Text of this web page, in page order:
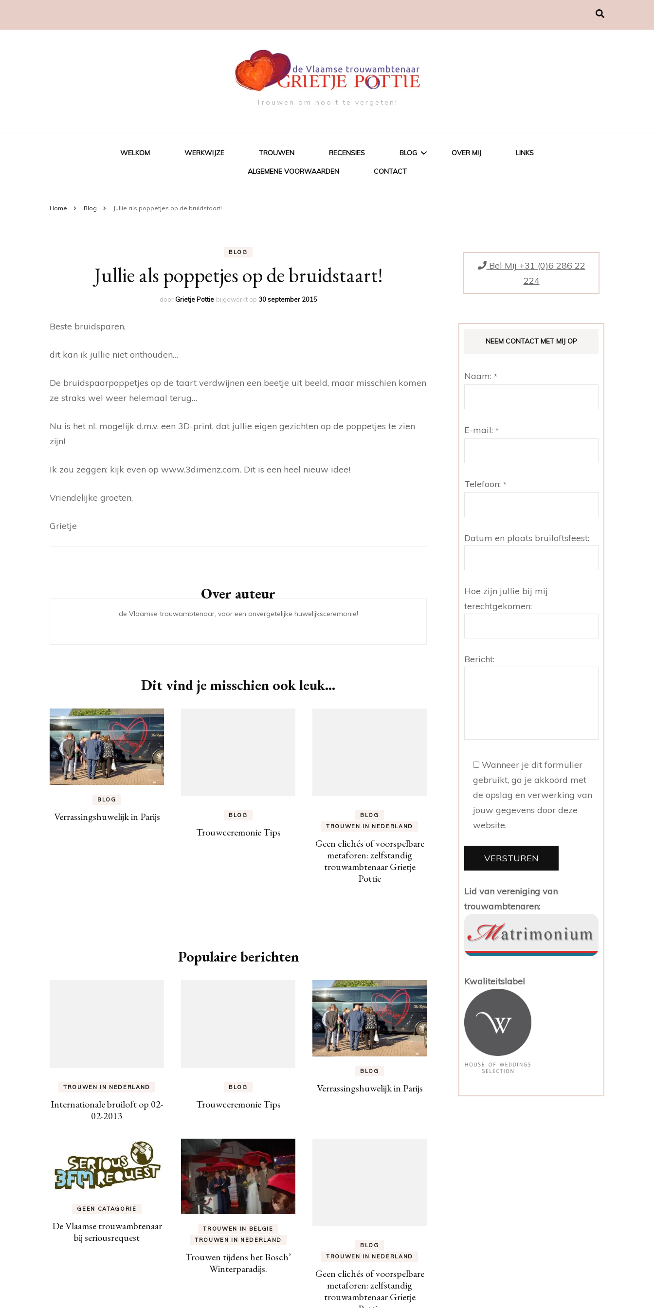
Trouwen om nooit te vergeten!
WELKOM WERKWIJZE TROUWEN RECENSIES BLOG
VERRASSINGSHUWELIJK IN
OVER MIJ LINKS
ALGEMENE VOORWAARDEN CONTACT
Home Blog Jullie als poppetjes op de bruidstaart!
BLOG
Jullie als poppetjes op de bruidstaart!
doorGrietje Pottie bijgewerkt op 30 september 2015
Beste bruidsparen,
dit kan ik jullie niet onthouden…
De bruidspaarpoppetjes op de taart verdwijnen een beetje uit beeld, maar misschien komen
ze straks wel weer helemaal terug…
Nu is het nl. mogelijk d.m.v. een 3D-print, dat jullie eigen gezichten op de poppetjes te zien
zijn!
Ik zou zeggen: kijk even op www.3dimenz.com. Dit is een heel nieuw idee!
Vriendelijke groeten,
Grietje
Over auteur
de Vlaamse trouwambtenaar, voor een onvergetelijke huwelijksceremonie!
Dit vind je misschien ook leuk...
BLOG
Verrassingshuwelijk in Parijs BLOG
Trouwceremonie Tips
BLOG
TROUWEN IN NEDERLAND
Geen clichés of voorspelbare
metaforen: zelfstandig
trouwambtenaar Grietje
Pottie
Populaire berichten
TROUWEN IN NEDERLAND
Internationale bruiloft op 02-
02-2013
BLOG
Trouwceremonie Tips
BLOG
Verrassingshuwelijk in Parijs
GEEN CATAGORIE
De Vlaamse trouwambtenaar
bij seriousrequest
TROUWEN IN BELGIE
TROUWEN IN NEDERLAND
Trouwen tijdens het Bosch’
Winterparadijs.
BLOG
TROUWEN IN NEDERLAND
Geen clichés of voorspelbare
metaforen: zelfstandig
trouwambtenaar Grietje
Bel Mij +31 (0)6 286 22
224
NEEM CONTACT MET MIJ OP
Naam: *
E-mail: *
Telefoon: *
Datum en plaats bruiloftsfeest:
Hoe zijn jullie bij mij
terechtgekomen:
Bericht:
Wanneer je dit formulier
gebruikt, ga je akkoord met
de opslag en verwerking van
jouw gegevens door deze
website.
Lid van vereniging van
trouwambtenaren:
Kwaliteitslabel